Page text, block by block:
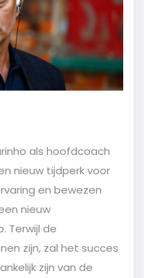
als hoofdcoach
nieuw tijdperk voor
en bewezen
nieuw
Terwijl de
zijn, zal het succes
zijn van de